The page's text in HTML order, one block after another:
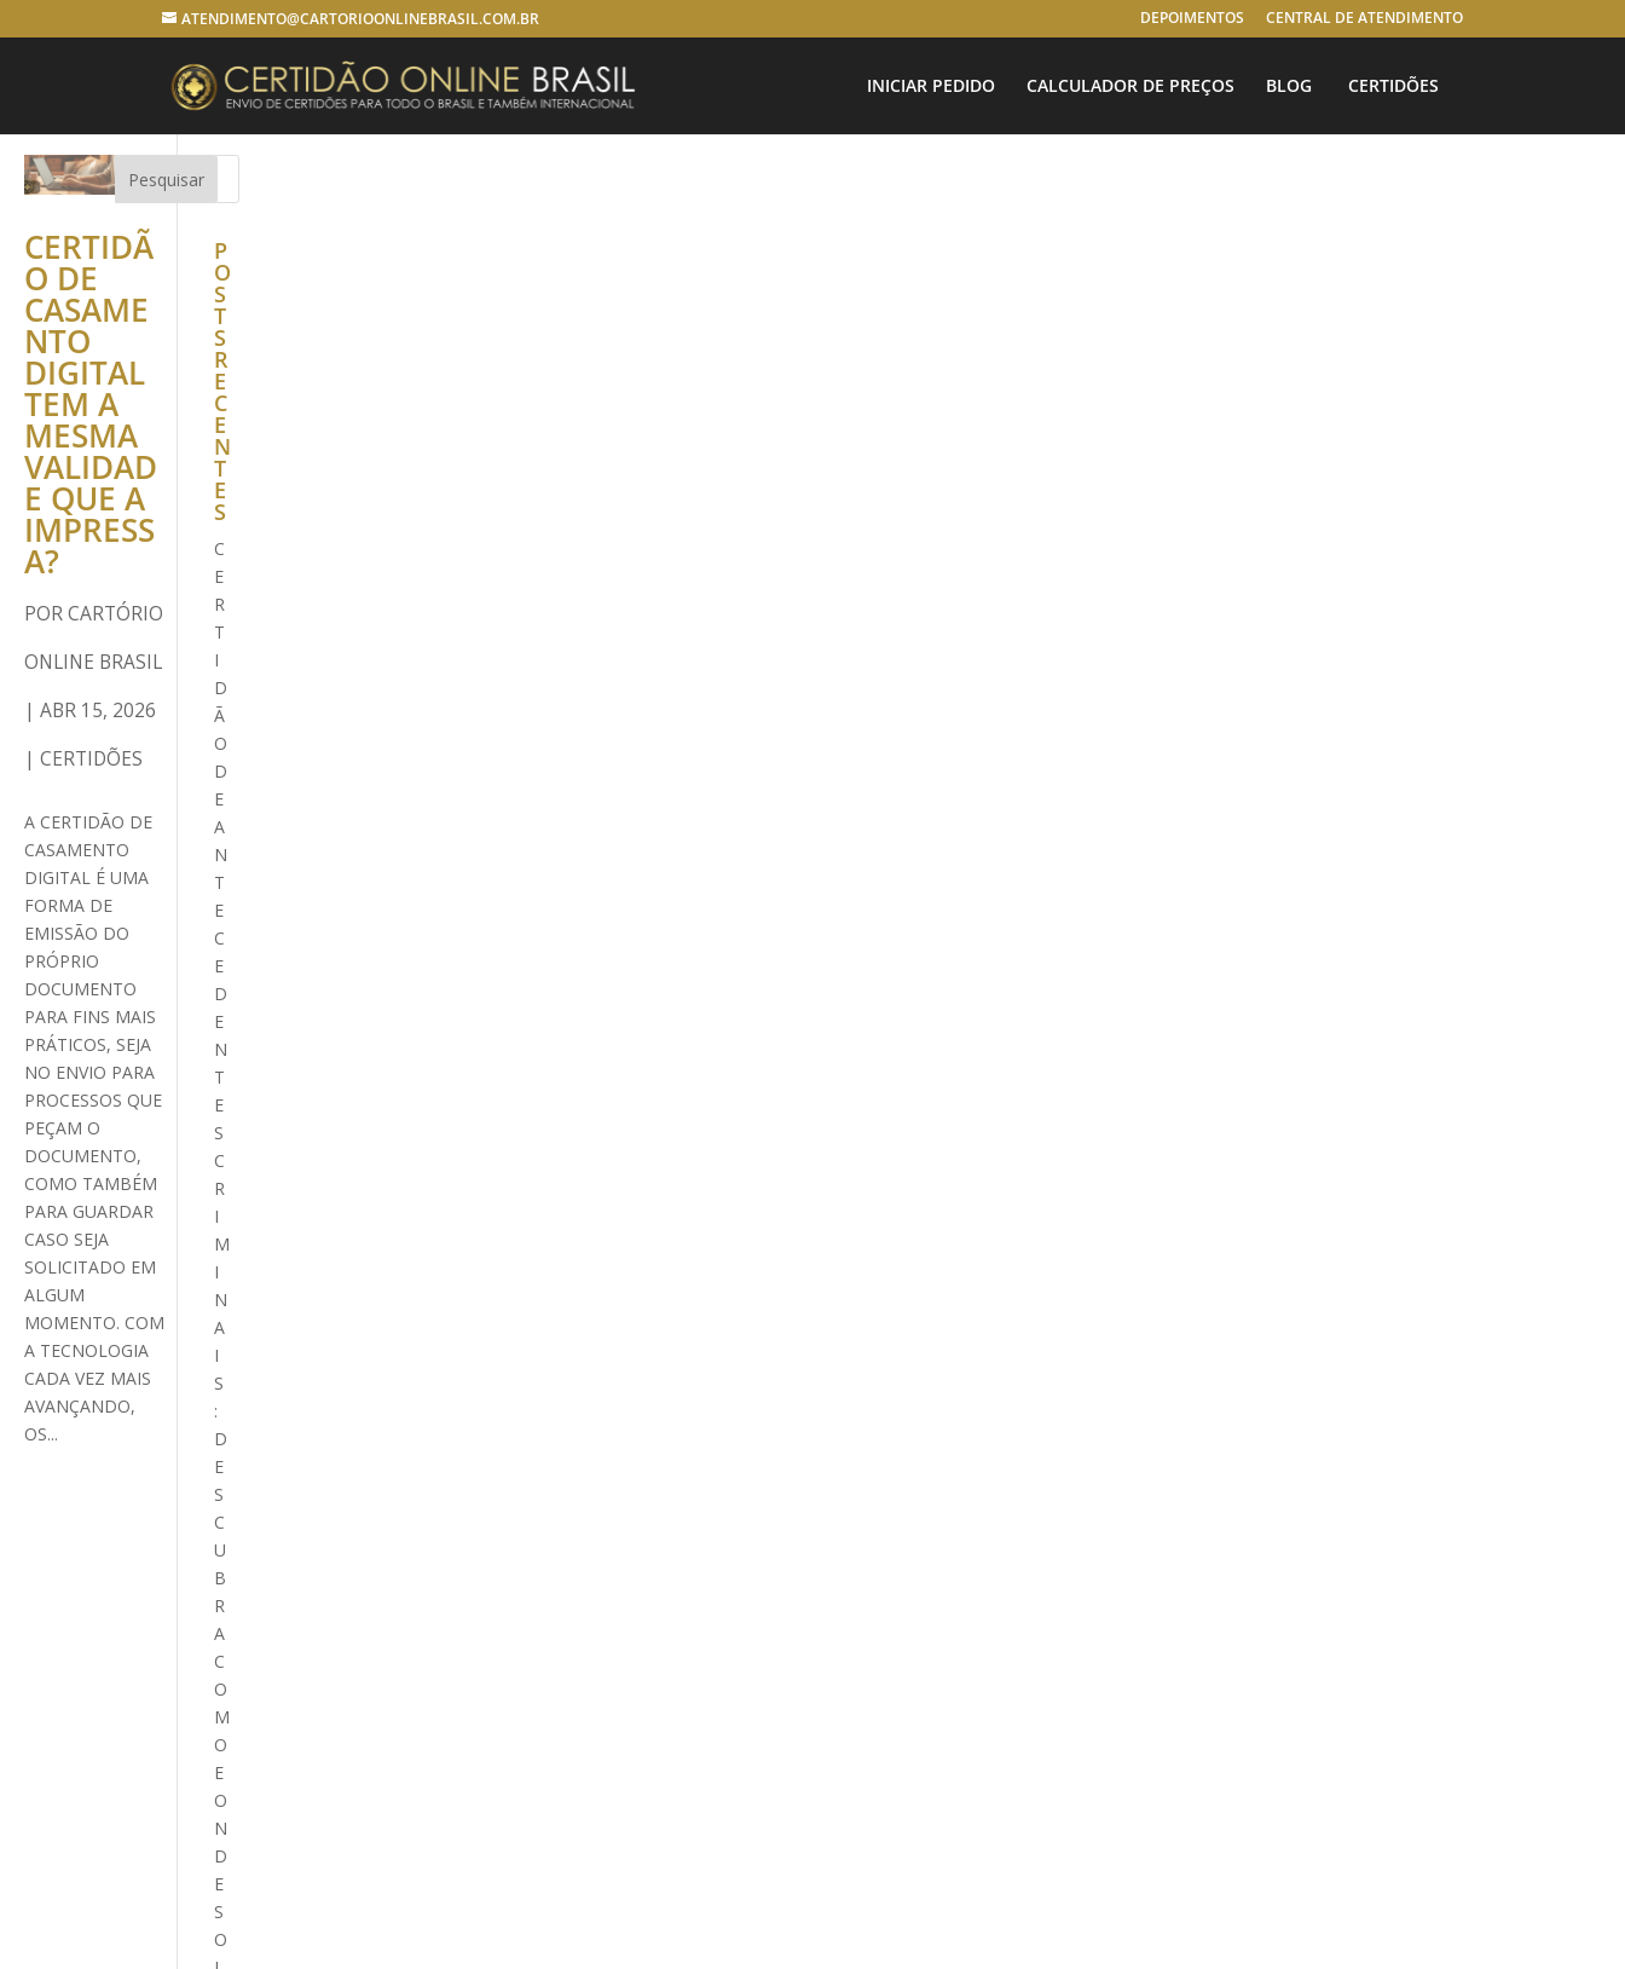
ATENDIMENTO@CARTORIOONLINEBRASIL.COM.BR DEPOIMENTOS CENTRAL DE ATENDIMENTO
INICIAR PEDIDO CALCULADOR DE PREÇOS BLOG CERTIDÕES
CERTIDÃ
O DE
CASAME
NTO
DIGITAL
TEM A
MESMA
VALIDAD
E QUE A
IMPRESS
A?
PORCARTÓRIO
ONLINE BRASIL
| ABR 15, 2026
| CERTIDÕES
A CERTIDÃO DE
CASAMENTO
DIGITAL É UMA
FORMA DE
EMISSÃO DO
PRÓPRIO
DOCUMENTO
PARA FINS MAIS
PRÁTICOS, SEJA
NO ENVIO PARA
PROCESSOS QUE
PEÇAM O
DOCUMENTO,
COMO TAMBÉM
PARA GUARDAR
CASO SEJA
SOLICITADO EM
ALGUM
MOMENTO. COM
A TECNOLOGIA
CADA VEZ MAIS
AVANÇANDO,
OS...
P
O
S
T
S
R
E
C
E
N
T
E
S
C
E
R
T
I
D
Ã
O
D
E
A
N
T
E
C
E
D
E
N
T
E
S
C
R
I
M
I
N
A
I
S
:
D
E
S
C
U
B
R
A
C
O
M
O
E
O
N
D
E
S
O